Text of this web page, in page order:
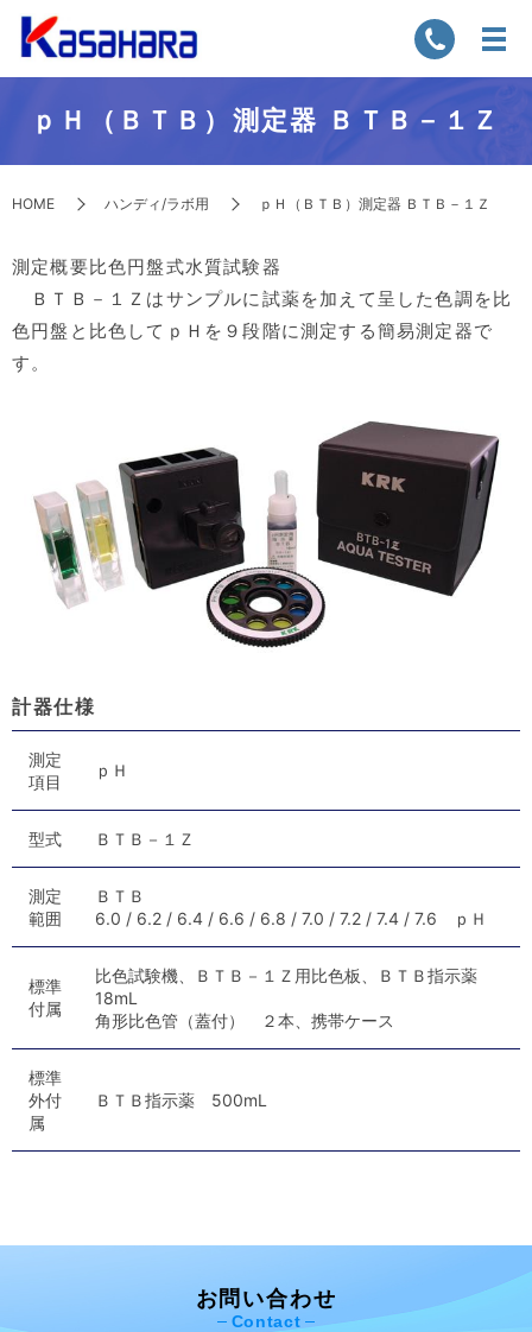
ｐＨ（ＢＴＢ）測定器 ＢＴＢ－１Ｚ
HOME ハンディ/ラボ用 ｐＨ（ＢＴＢ）測定器 ＢＴＢ－１Ｚ
測定概要比色円盤式水質試験器
ＢＴＢ－１Ｚはサンプルに試薬を加えて呈した色調を比
色円盤と比色してｐＨを９段階に測定する簡易測定器で
す。
計器仕様
測定
項目
ｐＨ
型式 ＢＴＢ－１Ｚ
測定
範囲
ＢＴＢ
6.0 / 6.2 / 6.4 / 6.6 / 6.8 / 7.0 / 7.2 / 7.4 / 7.6 ｐＨ
標準
付属
比色試験機、ＢＴＢ－１Ｚ用比色板、ＢＴＢ指示薬
18mL
角形比色管（蓋付） ２本、携帯ケース
標準
外付
属
ＢＴＢ指示薬 500mL
お問い合わせ
Contact